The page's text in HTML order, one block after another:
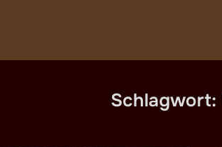
Schlagwort: